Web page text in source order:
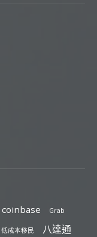
coinbase Grab
低成本移民 八達通